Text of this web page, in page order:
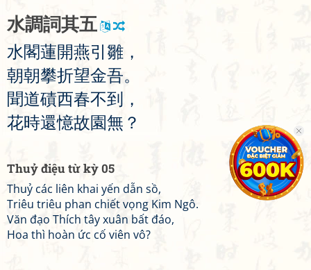
水調詞其五
水閣蓮開燕引 雛 ，
朝朝攀折望金吾。
聞道磧西春不到 ，
花時還憶故園無 ？
Thuỷ điệu từ kỳ 05
Thuỷ các liên khai yến dẫn sồ,
Triêu triêu phan chiết vọng Kim Ngô.
Văn đạo Thích tây xuân bất đáo,
Hoa thì hoàn ức cố viên vô?